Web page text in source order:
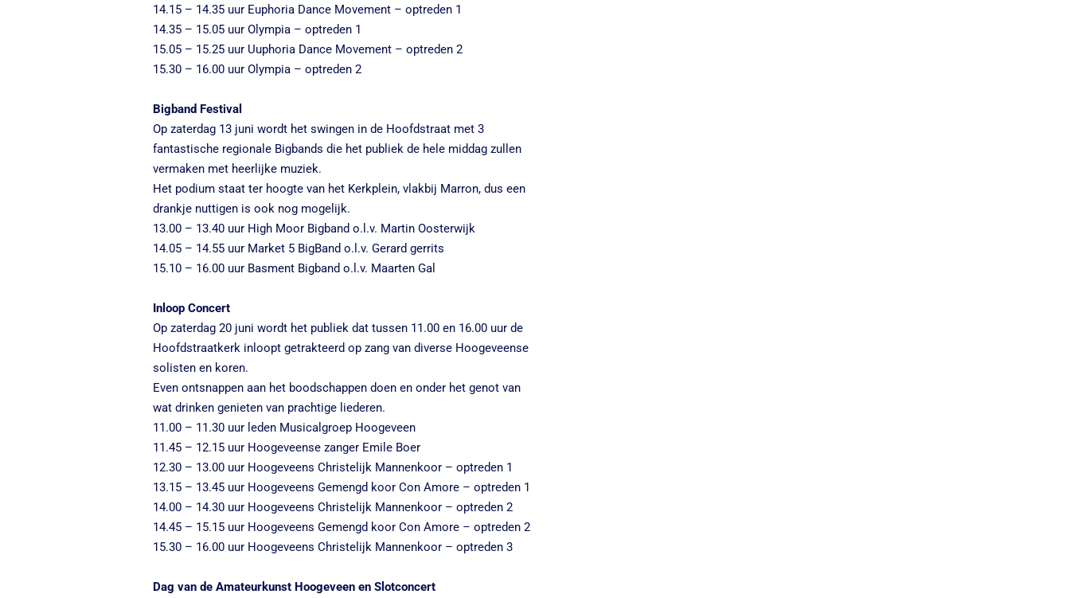
14.15 – 14.35 uur Euphoria Dance Movement – optreden 1
14.35 – 15.05 uur Olympia – optreden 1
15.05 – 15.25 uur Uuphoria Dance Movement – optreden 2
15.30 – 16.00 uur Olympia – optreden 2
Bigband Festival
Op zaterdag 13 juni wordt het swingen in de Hoofdstraat met 3
fantastische regionale Bigbands die het publiek de hele middag zullen
vermaken met heerlijke muziek.
Het podium staat ter hoogte van het Kerkplein, vlakbij Marron, dus een
drankje nuttigen is ook nog mogelijk.
13.00 – 13.40 uur High Moor Bigband o.l.v. Martin Oosterwijk
14.05 – 14.55 uur Market 5 BigBand o.l.v. Gerard gerrits
15.10 – 16.00 uur Basment Bigband o.l.v. Maarten Gal
Inloop Concert
Op zaterdag 20 juni wordt het publiek dat tussen 11.00 en 16.00 uur de
Hoofdstraatkerk inloopt getrakteerd op zang van diverse Hoogeveense
solisten en koren.
Even ontsnappen aan het boodschappen doen en onder het genot van
wat drinken genieten van prachtige liederen.
11.00 – 11.30 uur leden Musicalgroep Hoogeveen
11.45 – 12.15 uur Hoogeveense zanger Emile Boer
12.30 – 13.00 uur Hoogeveens Christelijk Mannenkoor – optreden 1
13.15 – 13.45 uur Hoogeveens Gemengd koor Con Amore – optreden 1
14.00 – 14.30 uur Hoogeveens Christelijk Mannenkoor – optreden 2
14.45 – 15.15 uur Hoogeveens Gemengd koor Con Amore – optreden 2
15.30 – 16.00 uur Hoogeveens Christelijk Mannenkoor – optreden 3
Dag van de Amateurkunst Hoogeveen en Slotconcert